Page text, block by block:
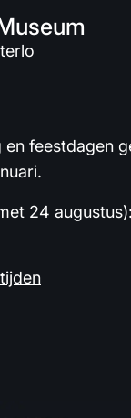
feestdagen
24